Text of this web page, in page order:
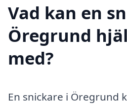
Vad kan en
Öregrund
med?
En snickare i Öregrund